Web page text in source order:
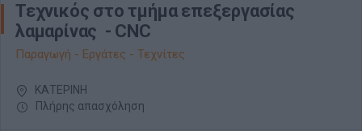
Τεχνικός στο τμήμα επεξεργασίας
λαμαρίνας - CNC
Παραγωγή - Εργάτες - Τεχνίτες
ΚΑΤΕΡΙΝΗ
Πλήρης απασχόληση